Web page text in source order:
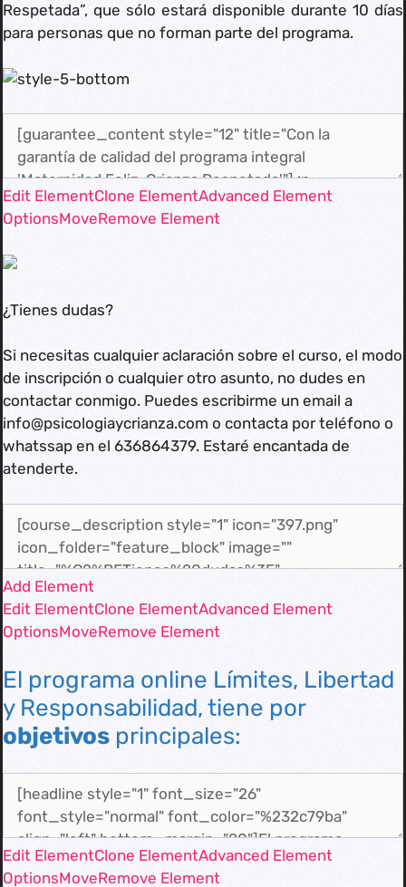
Respetada”, que sólo estará disponible durante 10 días
para personas que no forman parte del programa.
Edit ElementClone ElementAdvanced Element
OptionsMoveRemove Element
¿Tienes dudas?
Si necesitas cualquier aclaración sobre el curso, el modo
de inscripción o cualquier otro asunto, no dudes en
contactar conmigo. Puedes escribirme un email a
info@psicologiaycrianza.com o contacta por teléfono o
whatssap en el 636864379. Estaré encantada de
atenderte.
Add Element
Edit ElementClone ElementAdvanced Element
OptionsMoveRemove Element
El programa online Límites, Libertad
y Responsabilidad, tiene por
objetivos principales:
Edit ElementClone ElementAdvanced Element
OptionsMoveRemove Element